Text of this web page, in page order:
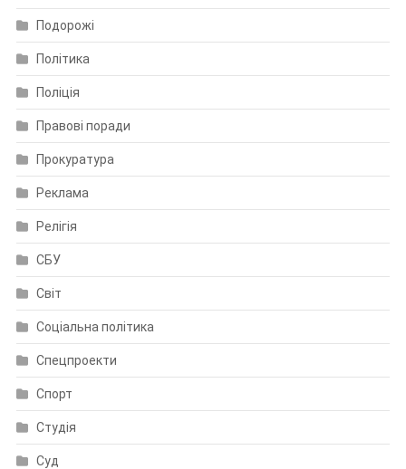
Подорожі
Політика
Поліція
Правові поради
Прокуратура
Реклама
Релігія
СБУ
Світ
Соціальна політика
Спецпроекти
Спорт
Студія
Суд